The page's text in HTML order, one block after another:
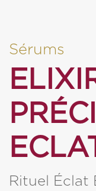
Sérums
Rituel Éclat